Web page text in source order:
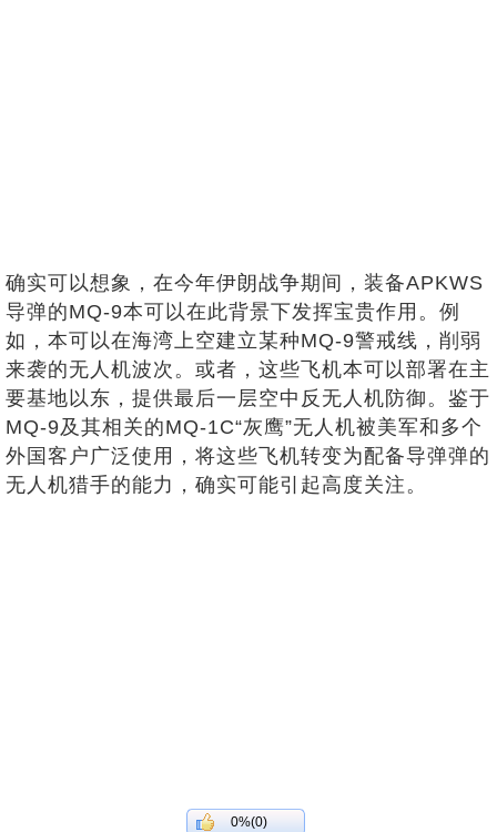
确实可以想象，在今年伊朗战争期间，装备APKWS
导弹的MQ-9本可以在此背景下发挥宝贵作用。例
如，本可以在海湾上空建立某种MQ-9警戒线，削弱
来袭的无人机波次。或者，这些飞机本可以部署在主
要基地以东，提供最后一层空中反无人机防御。鉴于
MQ-9及其相关的MQ-1C“灰鹰”无人机被美军和多个
外国客户广泛使用，将这些飞机转变为配备导弹弹的
无人机猎手的能力，确实可能引起高度关注。
0%(0)